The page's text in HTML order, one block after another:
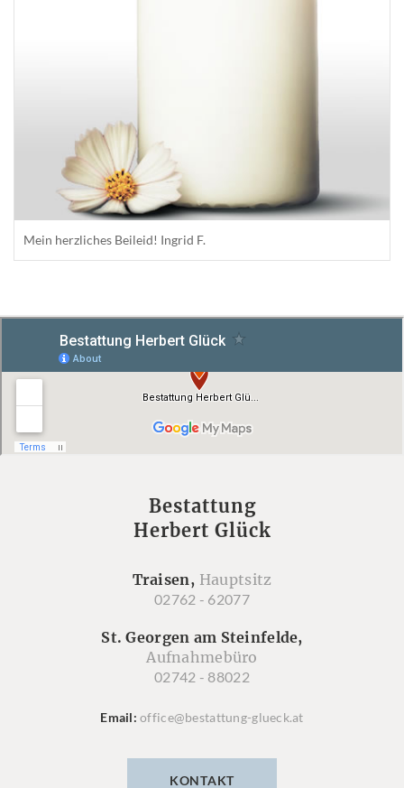
Mein herzliches Beileid! Ingrid F.
Bestattung
Herbert Glück
Traisen, Hauptsitz
02762 - 62077
St. Georgen am Steinfelde,
Aufnahmebüro
02742 - 88022
Email office@bestattung-glueck.at
KONTAKT